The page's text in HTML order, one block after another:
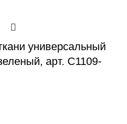
универсальный
арт. С1109-